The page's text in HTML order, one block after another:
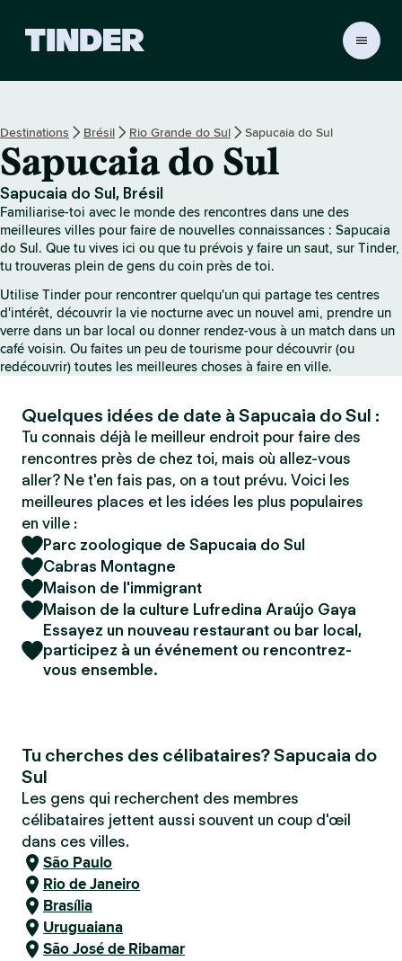
i
l
T
i
n
d
e
r
Destinations Brésil Rio Grande do Sul Sapucaia do Sul
Sapucaia do Sul
Sapucaia do Sul, Brésil
Familiarise-toi avec le monde des rencontres dans une des
meilleures villes pour faire de nouvelles connaissances : Sapucaia
do Sul. Que tu vives ici ou que tu prévois y faire un saut, sur Tinder,
tu trouveras plein de gens du coin près de toi.
Utilise Tinder pour rencontrer quelqu'un qui partage tes centres
d'intérêt, découvrir la vie nocturne avec un nouvel ami, prendre un
verre dans un bar local ou donner rendez-vous à un match dans un
café voisin. Ou faites un peu de tourisme pour découvrir (ou
redécouvrir) toutes les meilleures choses à faire en ville.
Quelques idées de date à Sapucaia do Sul :
Tu connais déjà le meilleur endroit pour faire des
rencontres près de chez toi, mais où allez-vous
aller? Ne t'en fais pas, on a tout prévu. Voici les
meilleures places et les idées les plus populaires
en ville :
Parc zoologique de Sapucaia do Sul
Cabras Montagne
Maison de l'immigrant
Maison de la culture Lufredina Araújo Gaya
Essayez un nouveau restaurant ou bar local,
participez à un événement ou rencontrez-
vous ensemble.
Tu cherches des célibataires? Sapucaia do
Sul
Les gens qui recherchent des membres
célibataires jettent aussi souvent un coup d'œil
dans ces villes.
São Paulo
Rio de Janeiro
Brasília
Uruguaiana
São José de Ribamar